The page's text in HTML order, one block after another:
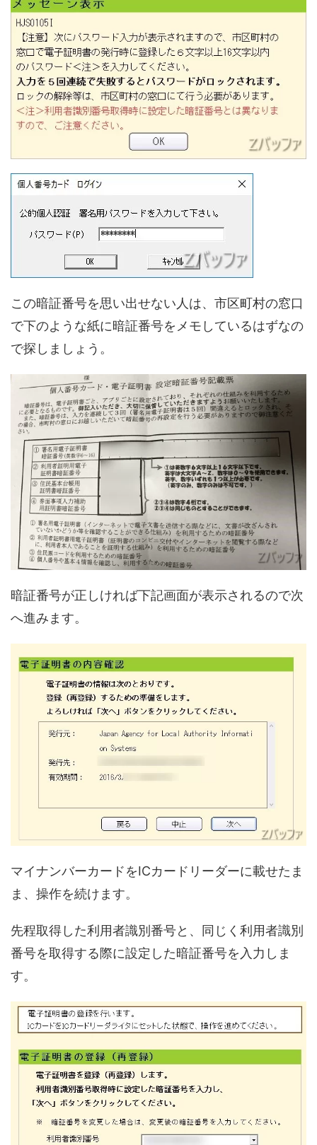
この暗証番号を思い出せない人は、市区町村の窓口
で下のような紙に暗証番号をメモしているはずなの
で探しましょう。
暗証番号が正しければ下記画面が表示されるので次
へ進みます。
マイナンバーカードをICカードリーダーに載せたま
ま、操作を続けます。
先程取得した利用者識別番号と、同じく利用者識別
番号を取得する際に設定した暗証番号を入力しま
す。